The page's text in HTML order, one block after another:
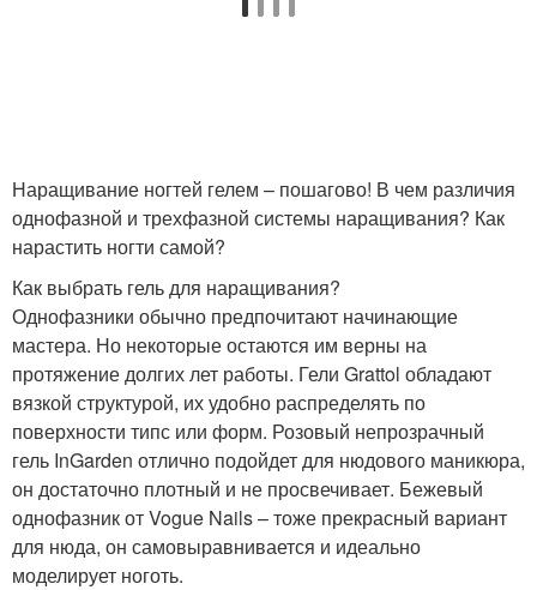
Наращивание ногтей гелем – пошагово! В чем различия
однофазной и трехфазной системы наращивания? Как
нарастить ногти самой?
Как выбрать гель для наращивания?
Однофазники обычно предпочитают начинающие
мастера. Но некоторые остаются им верны на
протяжение долгих лет работы. Гели Grattol обладают
вязкой структурой, их удобно распределять по
поверхности типс или форм. Розовый непрозрачный
гель InGarden отлично подойдет для нюдового маникюра,
он достаточно плотный и не просвечивает. Бежевый
однофазник от Vogue Nails – тоже прекрасный вариант
для нюда, он самовыравнивается и идеально
моделирует ноготь.